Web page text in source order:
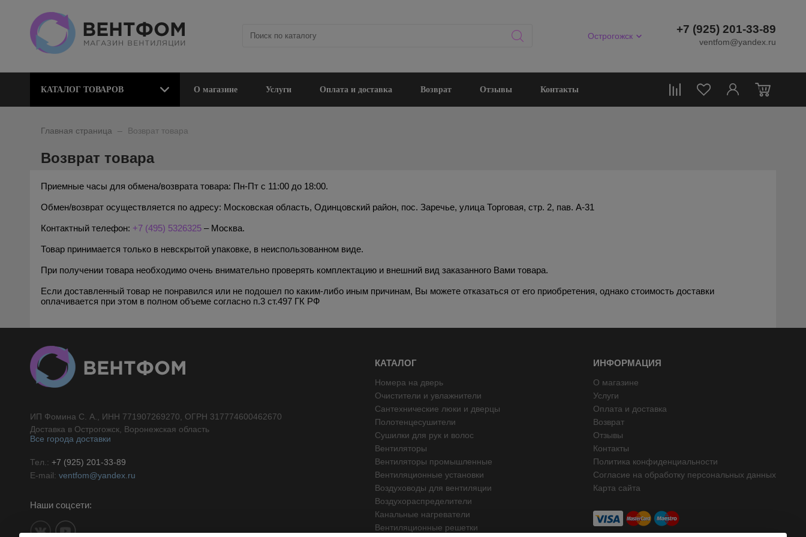
Острогожск
+7 (925) 201-33-89
ventfom@yandex.ru
0
КАТАЛОГ ТОВАРОВ О магазине Услуги Оплата и доставка Возврат Отзывы Контакты
Главная страница Возврат товара
Возврат товара
Приемные часы для обмена/возврата товара: Пн-Пт с 11:00 до 18:00.
Обмен/возврат осуществляется по адресу: Московская область, Одинцовский район, пос. Заречье, улица Торговая, стр. 2, пав. А-31
Контактный телефон: +7 (495) 5326325 – Москва.
Товар принимается только в невскрытой упаковке, в неиспользованном виде.
При получении товара необходимо очень внимательно проверять комплектацию и внешний вид заказанного Вами товара.
Если доставленный товар не понравился или не подошел по каким-либо иным причинам, Вы можете отказаться от его приобретения, однако стоимость доставки
оплачивается при этом в полном объеме согласно п.3 ст.497 ГК РФ
ИП Фомина С. А., ИНН 771907269270, ОГРН 317774600462670
Доставка в Острогожск, Воронежская область
Все города доставки
Тел.: +7 (925) 201-33-89
E-mail: ventfom@yandex.ru
Наши соцсети:
КАТАЛОГ
Номера на дверь
Очистители и увлажнители
Сантехнические люки и дверцы
Полотенцесушители
Сушилки для рук и волос
Вентиляторы
Вентиляторы промышленные
Вентиляционные установки
Воздуховоды для вентиляции
Воздухораспределители
Канальные нагреватели
Вентиляционные решетки
ИНФОРМАЦИЯ
О магазине
Услуги
Оплата и доставка
Возврат
Отзывы
Контакты
Политика конфиденциальности
Согласие на обработку персональных данных
Карта сайта